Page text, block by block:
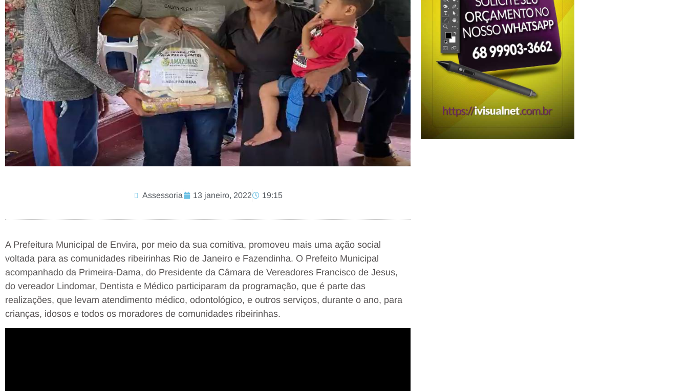
Assessoria 13 janeiro, 2022 19:15
A Prefeitura Municipal de Envira, por meio da sua comitiva, promoveu mais uma ação social
voltada para as comunidades ribeirinhas Rio de Janeiro e Fazendinha. O Prefeito Municipal
acompanhado da Primeira-Dama, do Presidente da Câmara de Vereadores Francisco de Jesus,
do vereador Lindomar, Dentista e Médico participaram da programação, que é parte das
realizações, que levam atendimento médico, odontológico, e outros serviços, durante o ano, para
crianças, idosos e todos os moradores de comunidades ribeirinhas.